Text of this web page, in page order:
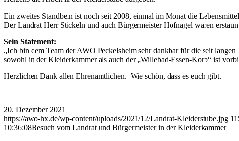
Ein zweites Standbein ist noch seit 2008, einmal im Monat die
Der Landrat Herr Stickeln und auch Bürgermeister Hofnagel waren
Sein Statement:
„Ich bin dem Team der AWO Peckelsheim sehr dankbar für die seit
sowohl in der Kleiderkammer als auch der „Willebad-Essen-Korb“ ist
Herzlichen Dank allen Ehrenamtlichen. Wie schön, dass es euch gibt.
20. Dezember 2021
https://awo-hx.de/wp-content/uploads/2021/12/Landrat-Kleiderstube.jpg
10:36:08Besuch vom Landrat und Bürgermeister in der Kleiderkammer